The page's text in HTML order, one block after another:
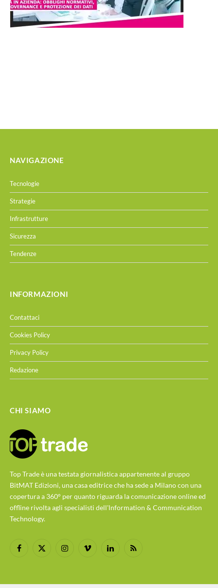
NAVIGAZIONE
Tecnologie
Strategie
Infrastrutture
Sicurezza
Tendenze
INFORMAZIONI
Contattaci
Cookies Policy
Privacy Policy
Redazione
CHI SIAMO
Top Trade è una testata giornalistica appartenente al gruppo
BitMAT Edizioni, una casa editrice che ha sede a Milano con una
copertura a 360° per quanto riguarda la comunicazione online ed
offline rivolta agli specialisti dell'lnformation & Communication
Technology.
Facebook
X
InstagramVimeo LinkedInRSS